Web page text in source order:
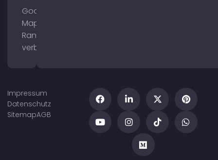
Google
Maps
Ranking
verbessern
Impressum
Datenschutz
SitemapAGB